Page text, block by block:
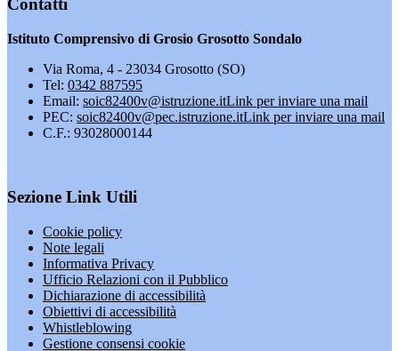
Contatti
Istituto Comprensivo di Grosio Grosotto Sondalo
Via Roma, 4 - 23034 Grosotto (SO)
Tel: 0342 887595
Email: soic82400v@istruzione.itLink per inviare una mail
PEC: soic82400v@pec.istruzione.itLink per inviare una mail
C.F.: 93028000144
Sezione Link Utili
Cookie policy
Note legali
Informativa Privacy
Ufficio Relazioni con il Pubblico
Dichiarazione di accessibilità
Obiettivi di accessibilità
Whistleblowing
Gestione consensi cookie